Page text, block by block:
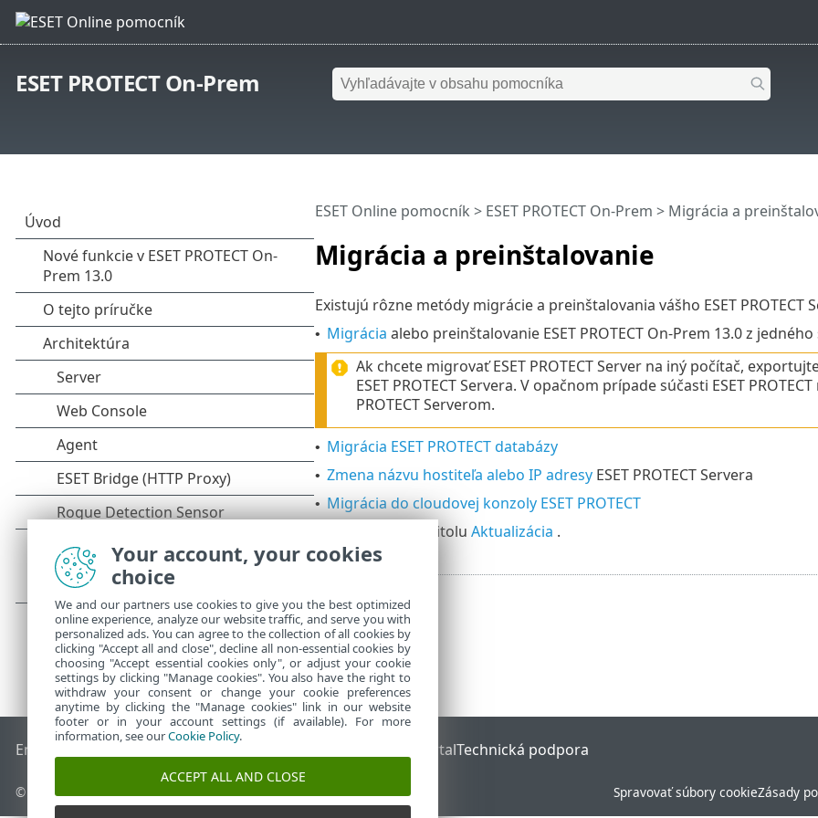
ESET PROTECT On-Prem
Migrácia a preinštalovanie
ESET Online pomocník > ESET PROTECT On-Prem > Migrácia a
Existujú rôzne metódy migrácie a preinštalovania vášho ESET PROTECT
• Migrácia alebo preinštalovanie ESET PROTECT On-Prem 13.0 z
Ak chcete migrovať ESET PROTECT Server na iný počítač,
ESET PROTECT Servera. V opačnom prípade súčasti ESET
PROTECT Serverom.
• Migrácia ESET PROTECT databázy
• Zmena názvu hostiteľa alebo IP adresyESET PROTECT Servera
• Migrácia do cloudovej konzoly ESET PROTECT
Pozrite si tiež kapitolu Aktualizácia .
End of Life Databáza znalostí ESET ESET Status PortalTechnická podpora
© 1992 - 2026 ESET, spol. s r. o. Všetky práva vyhradené. Spravovať súbory cookieZásady
Your account, your cookies
choice
We and our partners use cookies to give you the best optimized
online experience, analyze our website traffic, and serve you with
personalized ads. You can agree to the collection of all cookies by
clicking "Accept all and close", decline all non-essential cookies by
choosing "Accept essential cookies only", or adjust your cookie
settings by clicking "Manage cookies". You also have the right to
withdraw your consent or change your cookie preferences
anytime by clicking the "Manage cookies" link in our website
footer or in your account settings (if available). For more
information, see ourCookie Policy.
ACCEPT ALL AND CLOSE